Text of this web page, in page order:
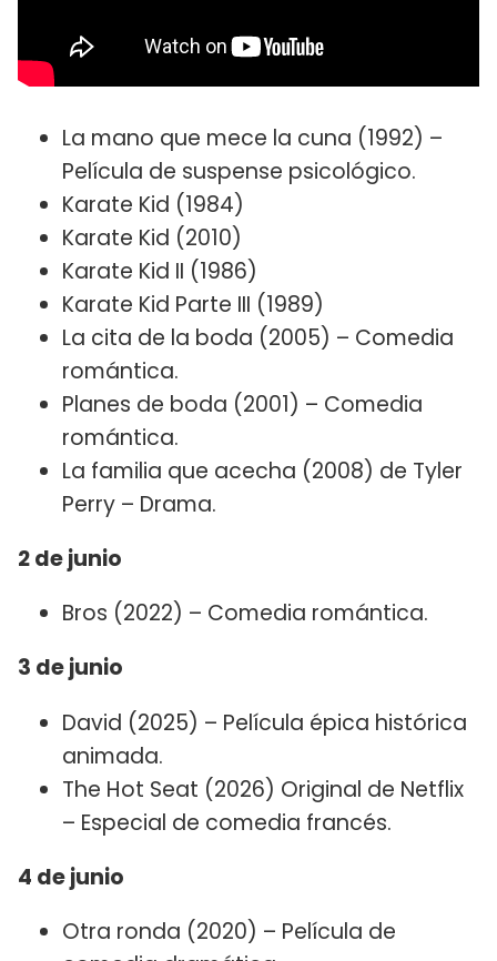
La mano que mece la cuna (1992) –
Película de suspense psicológico.
Karate Kid (1984)
Karate Kid (2010)
Karate Kid II (1986)
Karate Kid Parte III (1989)
La cita de la boda (2005) – Comedia
romántica.
Planes de boda (2001) – Comedia
romántica.
La familia que acecha (2008) de Tyler
Perry – Drama.
2 de junio
Bros (2022) – Comedia romántica.
3 de junio
David (2025) – Película épica histórica
animada.
The Hot Seat (2026) Original de Netflix
– Especial de comedia francés.
4 de junio
Otra ronda (2020) – Película de